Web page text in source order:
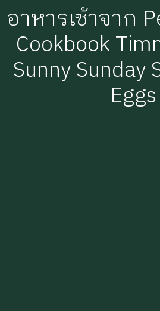
อาหารเช้าจาก
Cookbook
Sunny Sunday
Eggs